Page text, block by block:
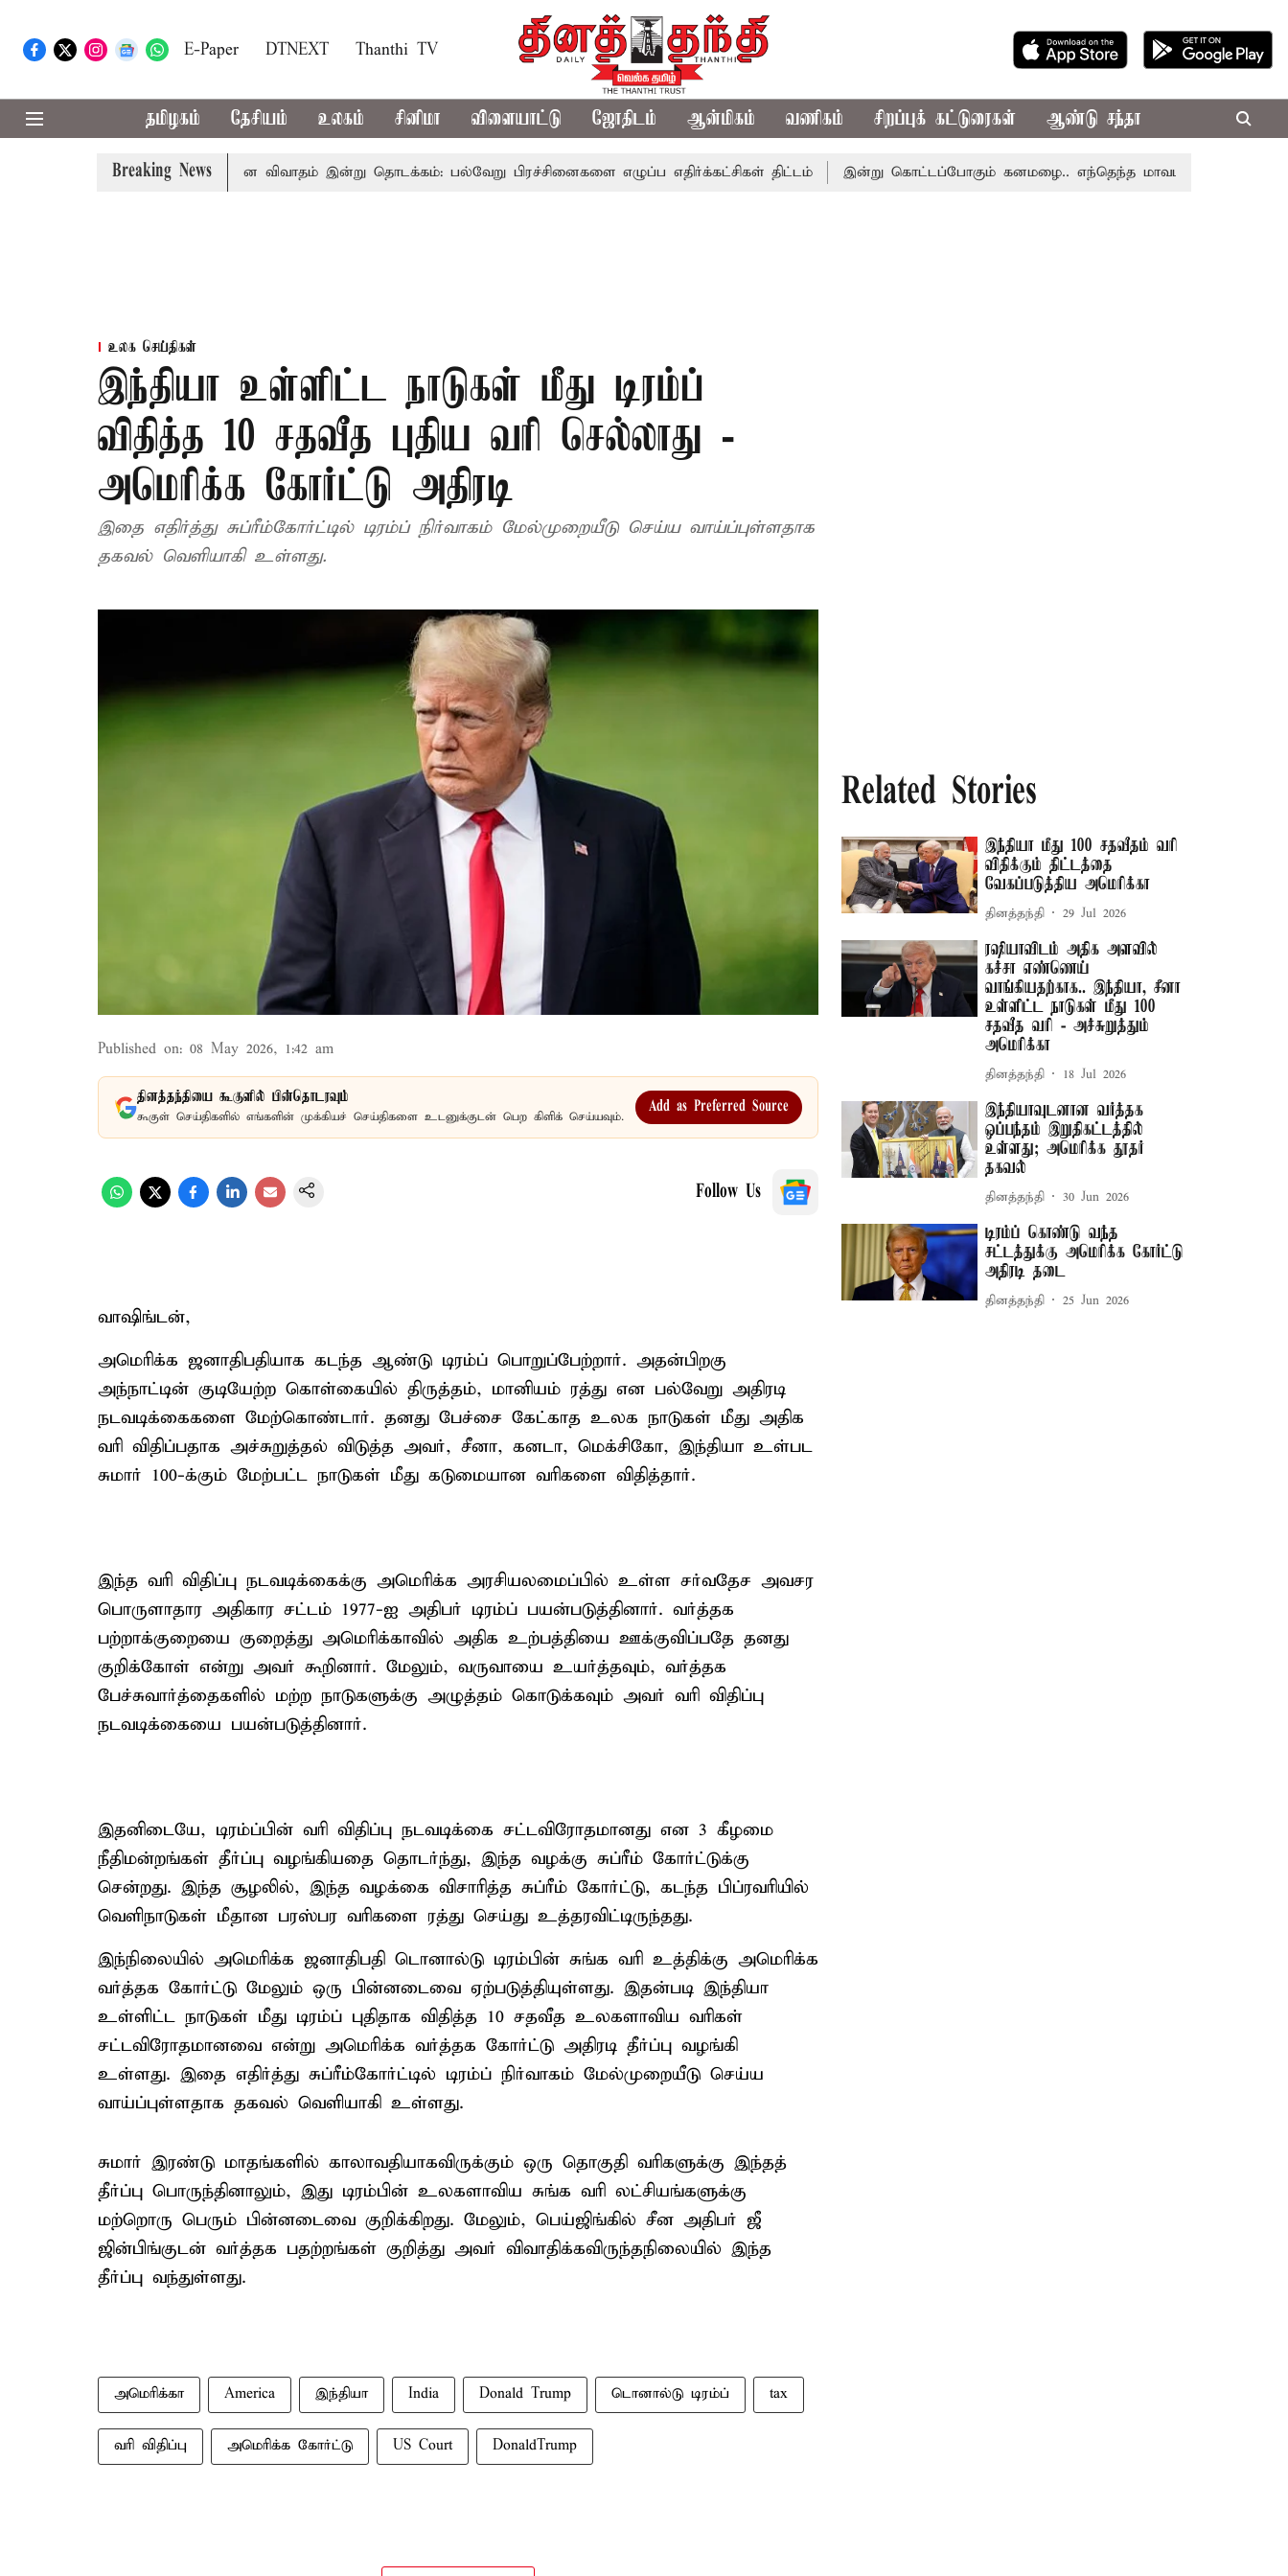
E-Paper DTNEXT Thanthi TV
தமிழகம் தேசியம் உலகம் சினிமா விளையாட்டு ஜோதிடம் ஆன்மிகம் வணிகம் சிறப்புக் கட்டுரைகள் ஆண்டு சந்தா
Breaking News
சட்டசபையில் பட்ஜெட் மீதான விவாதம் இன்று தொடக்கம்: பல்வேறு பிரச்சினைகளை எழுப்ப எதிர்க்கட்சிகள் திட்டம் இன்று கொட்டப்போகும் கனமழை.. எந்தெந்த மாவட்டங்களில் தெரியுமா..?
உலக செய்திகள்
இந்தியா உள்ளிட்ட நாடுகள் மீது டிரம்ப்
விதித்த 10 சதவீத புதிய வரி செல்லாது -
அமெரிக்க கோர்ட்டு அதிரடி
இதை எதிர்த்து சுப்ரீம்கோர்ட்டில் டிரம்ப் நிர்வாகம் மேல்முறையீடு செய்ய வாய்ப்புள்ளதாக
தகவல் வெளியாகி உள்ளது.
Published on: 08 May 2026, 1:42 am
தினத்தந்தியை கூகுளில் பின்தொடரவும்
கூகுள் செய்திகளில் எங்களின் முக்கியச் செய்திகளை உடனுக்குடன் பெற கிளிக் செய்யவும்.
Add as Preferred Source
Follow Us
வாஷிங்டன்,
அமெரிக்க ஜனாதிபதியாக கடந்த ஆண்டு டிரம்ப் பொறுப்பேற்றார். அதன்பிறகு
அந்நாட்டின் குடியேற்ற கொள்கையில் திருத்தம், மானியம் ரத்து என பல்வேறு அதிரடி
நடவடிக்கைகளை மேற்கொண்டார். தனது பேச்சை கேட்காத உலக நாடுகள் மீது அதிக
வரி விதிப்பதாக அச்சுறுத்தல் விடுத்த அவர், சீனா, கனடா, மெக்சிகோ, இந்தியா உள்பட
சுமார் 100-க்கும் மேற்பட்ட நாடுகள் மீது கடுமையான வரிகளை விதித்தார்.
இந்த வரி விதிப்பு நடவடிக்கைக்கு அமெரிக்க அரசியலமைப்பில் உள்ள சர்வதேச அவசர
பொருளாதார அதிகார சட்டம் 1977-ஐ அதிபர் டிரம்ப் பயன்படுத்தினார். வர்த்தக
பற்றாக்குறையை குறைத்து அமெரிக்காவில் அதிக உற்பத்தியை ஊக்குவிப்பதே தனது
குறிக்கோள் என்று அவர் கூறினார். மேலும், வருவாயை உயர்த்தவும், வர்த்தக
பேச்சுவார்த்தைகளில் மற்ற நாடுகளுக்கு அழுத்தம் கொடுக்கவும் அவர் வரி விதிப்பு
நடவடிக்கையை பயன்படுத்தினார்.
இதனிடையே, டிரம்ப்பின் வரி விதிப்பு நடவடிக்கை சட்டவிரோதமானது என 3 கீழமை
நீதிமன்றங்கள் தீர்ப்பு வழங்கியதை தொடர்ந்து, இந்த வழக்கு சுப்ரீம் கோர்ட்டுக்கு
சென்றது. இந்த சூழலில், இந்த வழக்கை விசாரித்த சுப்ரீம் கோர்ட்டு, கடந்த பிப்ரவரியில்
வெளிநாடுகள் மீதான பரஸ்பர வரிகளை ரத்து செய்து உத்தரவிட்டிருந்தது.
இந்நிலையில் அமெரிக்க ஜனாதிபதி டொனால்டு டிரம்பின் சுங்க வரி உத்திக்கு அமெரிக்க
வர்த்தக கோர்ட்டு மேலும் ஒரு பின்னடைவை ஏற்படுத்தியுள்ளது. இதன்படி இந்தியா
உள்ளிட்ட நாடுகள் மீது டிரம்ப் புதிதாக விதித்த 10 சதவீத உலகளாவிய வரிகள்
சட்டவிரோதமானவை என்று அமெரிக்க வர்த்தக கோர்ட்டு அதிரடி தீர்ப்பு வழங்கி
உள்ளது. இதை எதிர்த்து சுப்ரீம்கோர்ட்டில் டிரம்ப் நிர்வாகம் மேல்முறையீடு செய்ய
வாய்ப்புள்ளதாக தகவல் வெளியாகி உள்ளது.
சுமார் இரண்டு மாதங்களில் காலாவதியாகவிருக்கும் ஒரு தொகுதி வரிகளுக்கு இந்தத்
தீர்ப்பு பொருந்தினாலும், இது டிரம்பின் உலகளாவிய சுங்க வரி லட்சியங்களுக்கு
மற்றொரு பெரும் பின்னடைவை குறிக்கிறது. மேலும், பெய்ஜிங்கில் சீன அதிபர் ஜீ
ஜின்பிங்குடன் வர்த்தக பதற்றங்கள் குறித்து அவர் விவாதிக்கவிருந்தநிலையில் இந்த
தீர்ப்பு வந்துள்ளது.
அமெரிக்கா America இந்தியா India Donald Trump டொனால்டு டிரம்ப் tax
வரி விதிப்பு அமெரிக்க கோர்ட்டு US Court DonaldTrump
Related Stories
இந்தியா மீது 100 சதவீதம் வரி
விதிக்கும் திட்டத்தை
வேகப்படுத்திய அமெரிக்கா
தினத்தந்தி 29 Jul 2026
ரஷியாவிடம் அதிக அளவில்
கச்சா எண்ணெய்
வாங்கியதற்காக.. இந்தியா, சீனா
உள்ளிட்ட நாடுகள் மீது 100
சதவீத வரி - அச்சுறுத்தும்
அமெரிக்கா
தினத்தந்தி 18 Jul 2026
இந்தியாவுடனான வர்த்தக
ஒப்பந்தம் இறுதிகட்டத்தில்
உள்ளது; அமெரிக்க தூதர்
தகவல்
தினத்தந்தி 30 Jun 2026
டிரம்ப் கொண்டு வந்த
சட்டத்துக்கு அமெரிக்க கோர்ட்டு
அதிரடி தடை
தினத்தந்தி 25 Jun 2026